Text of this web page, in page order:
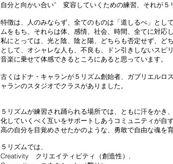
自分と向かい合い” 変容していくための練習、それが５
特徴は、人のみならず、全てのものは「道しるべ」とし
ムをもち、それらは体、感情、社会、時間、全てに対応し
私にとっては、光と陰、陰と陽、どちらも否定せず、ど
として、オシャレな人も、不良も、ドン引きしないスピ
音楽に乗せて体感できるところにあると思っています。
古くはドナ・キャランが５リズム創始者、ガブリエルロ
ャランのスタジオでクラスがありました。
５リズムが練習され踊られる場所では、ともに汗をかき
化していくべく互いをサポートしあうコミュニティが自
高の自分を目覚めさせたかのような、勇敢で自由な魂を育
５リズムでは、
Creativity クリエイティビティ（創造性）,